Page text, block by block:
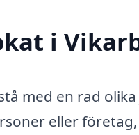
i
med en rad
eller